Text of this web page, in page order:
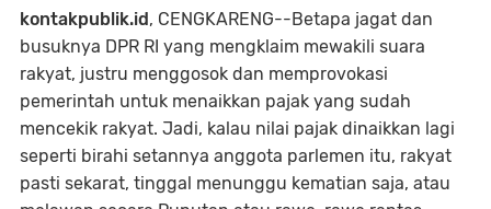
kontakpublik.id, CENGKARENG--Betapa jagat dan
busuknya DPR RI yang mengklaim mewakili suara
rakyat, justru menggosok dan memprovokasi
pemerintah untuk menaikkan pajak yang sudah
mencekik rakyat. Jadi, kalau nilai pajak dinaikkan lagi
seperti birahi setannya anggota parlemen itu, rakyat
pasti sekarat, tinggal menunggu kematian saja, atau